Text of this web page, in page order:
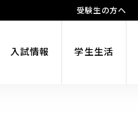
入試情報 学生生活
受験生の方へ